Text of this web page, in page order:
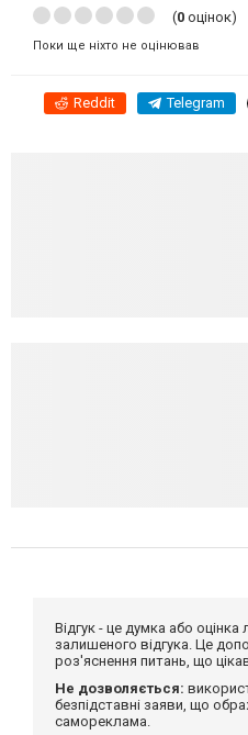
(0 оцінок)
Поки ще ніхто не оцінював
Reddit Telegram
Відгук - це думка або
залишеного відгука. Це
роз'яснення питань, що
Не дозволяється:
безпідставні заяви, що
самореклама.